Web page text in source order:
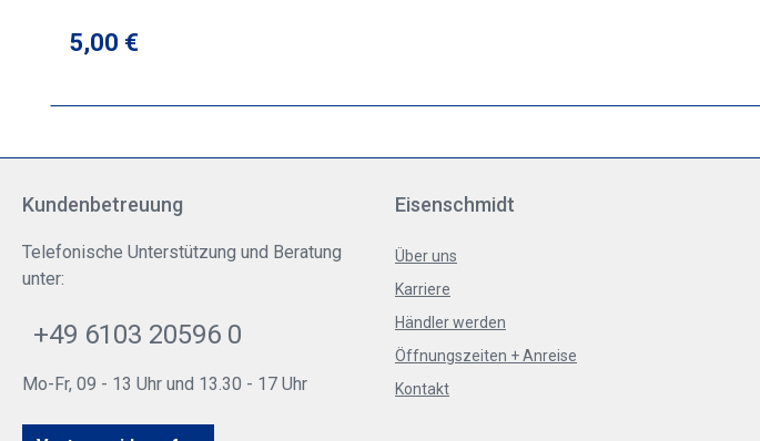
Regulärer Preis:
5,00 €
Kundenbetreuung
Telefonische Unterstützung und Beratung
unter:
+49 6103 20596 0
Mo-Fr, 09 - 13 Uhr und 13.30 - 17 Uhr
Eisenschmidt
Über uns
Karriere
Händler werden
Öffnungszeiten + Anreise
Kontakt